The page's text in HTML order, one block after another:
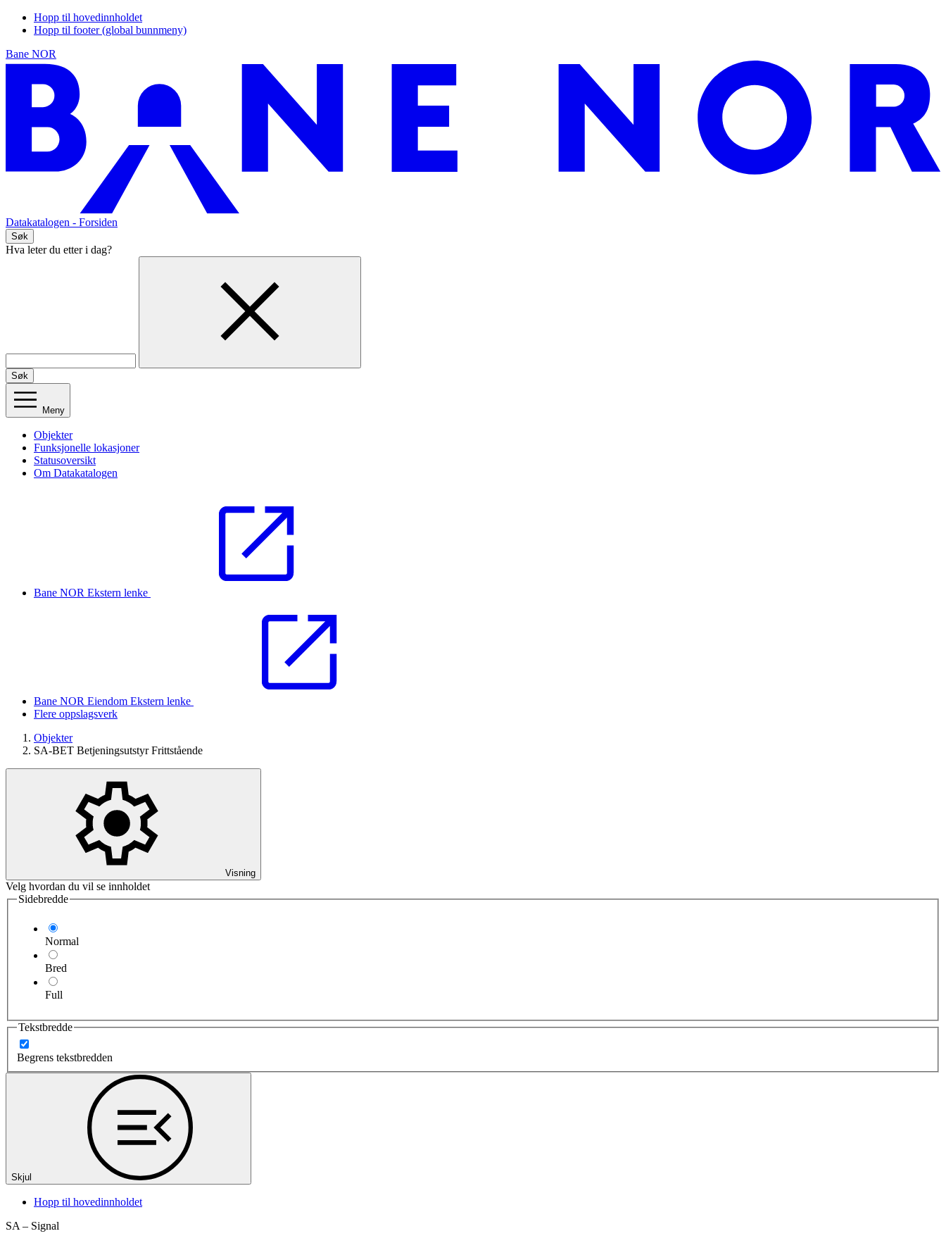
Hopp til hovedinnholdet
Hopp til footer (global bunnmeny)
Bane NOR
Datakatalogen - Forsiden
Søk
Hva leter du etter i dag?
Søk
Meny
Objekter
Funksjonelle lokasjoner
Statusoversikt
Om Datakatalogen
Bane NOR Ekstern lenke
Bane NOR Eiendom Ekstern lenke
Flere oppslagsverk
Objekter
SA-BET Betjeningsutstyr Frittstående
Visning
Velg hvordan du vil se innholdet
Sidebredde
Normal
Bred
Full
Tekstbredde
Begrens tekstbredden
Skjul
Hopp til hovedinnholdet
SA – Signal